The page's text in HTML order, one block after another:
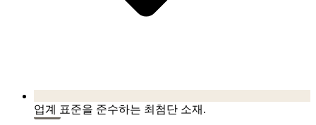
업계 표준을 준수하는 최첨단 소재.